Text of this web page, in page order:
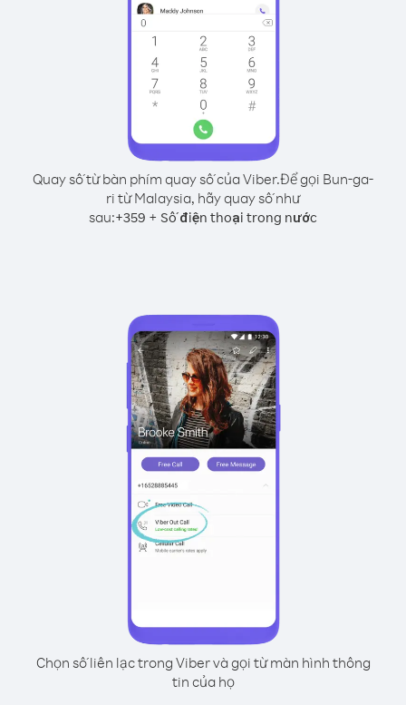
Quay số từ bàn phím quay số của Viber.Để gọi Bun-ga-
ri từ Malaysia, hãy quay số như
sau:+359 + Số điện thoại trong nước
Chọn số liên lạc trong Viber và gọi từ màn hình thông
tin của họ